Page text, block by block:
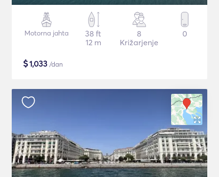
Motorna jahta
38 ft
12 m
8
Križarjenje
0
$1,033 /dan